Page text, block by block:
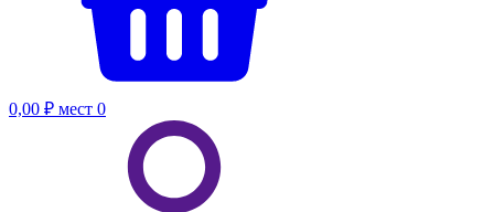
0,00 ₽ мест 0